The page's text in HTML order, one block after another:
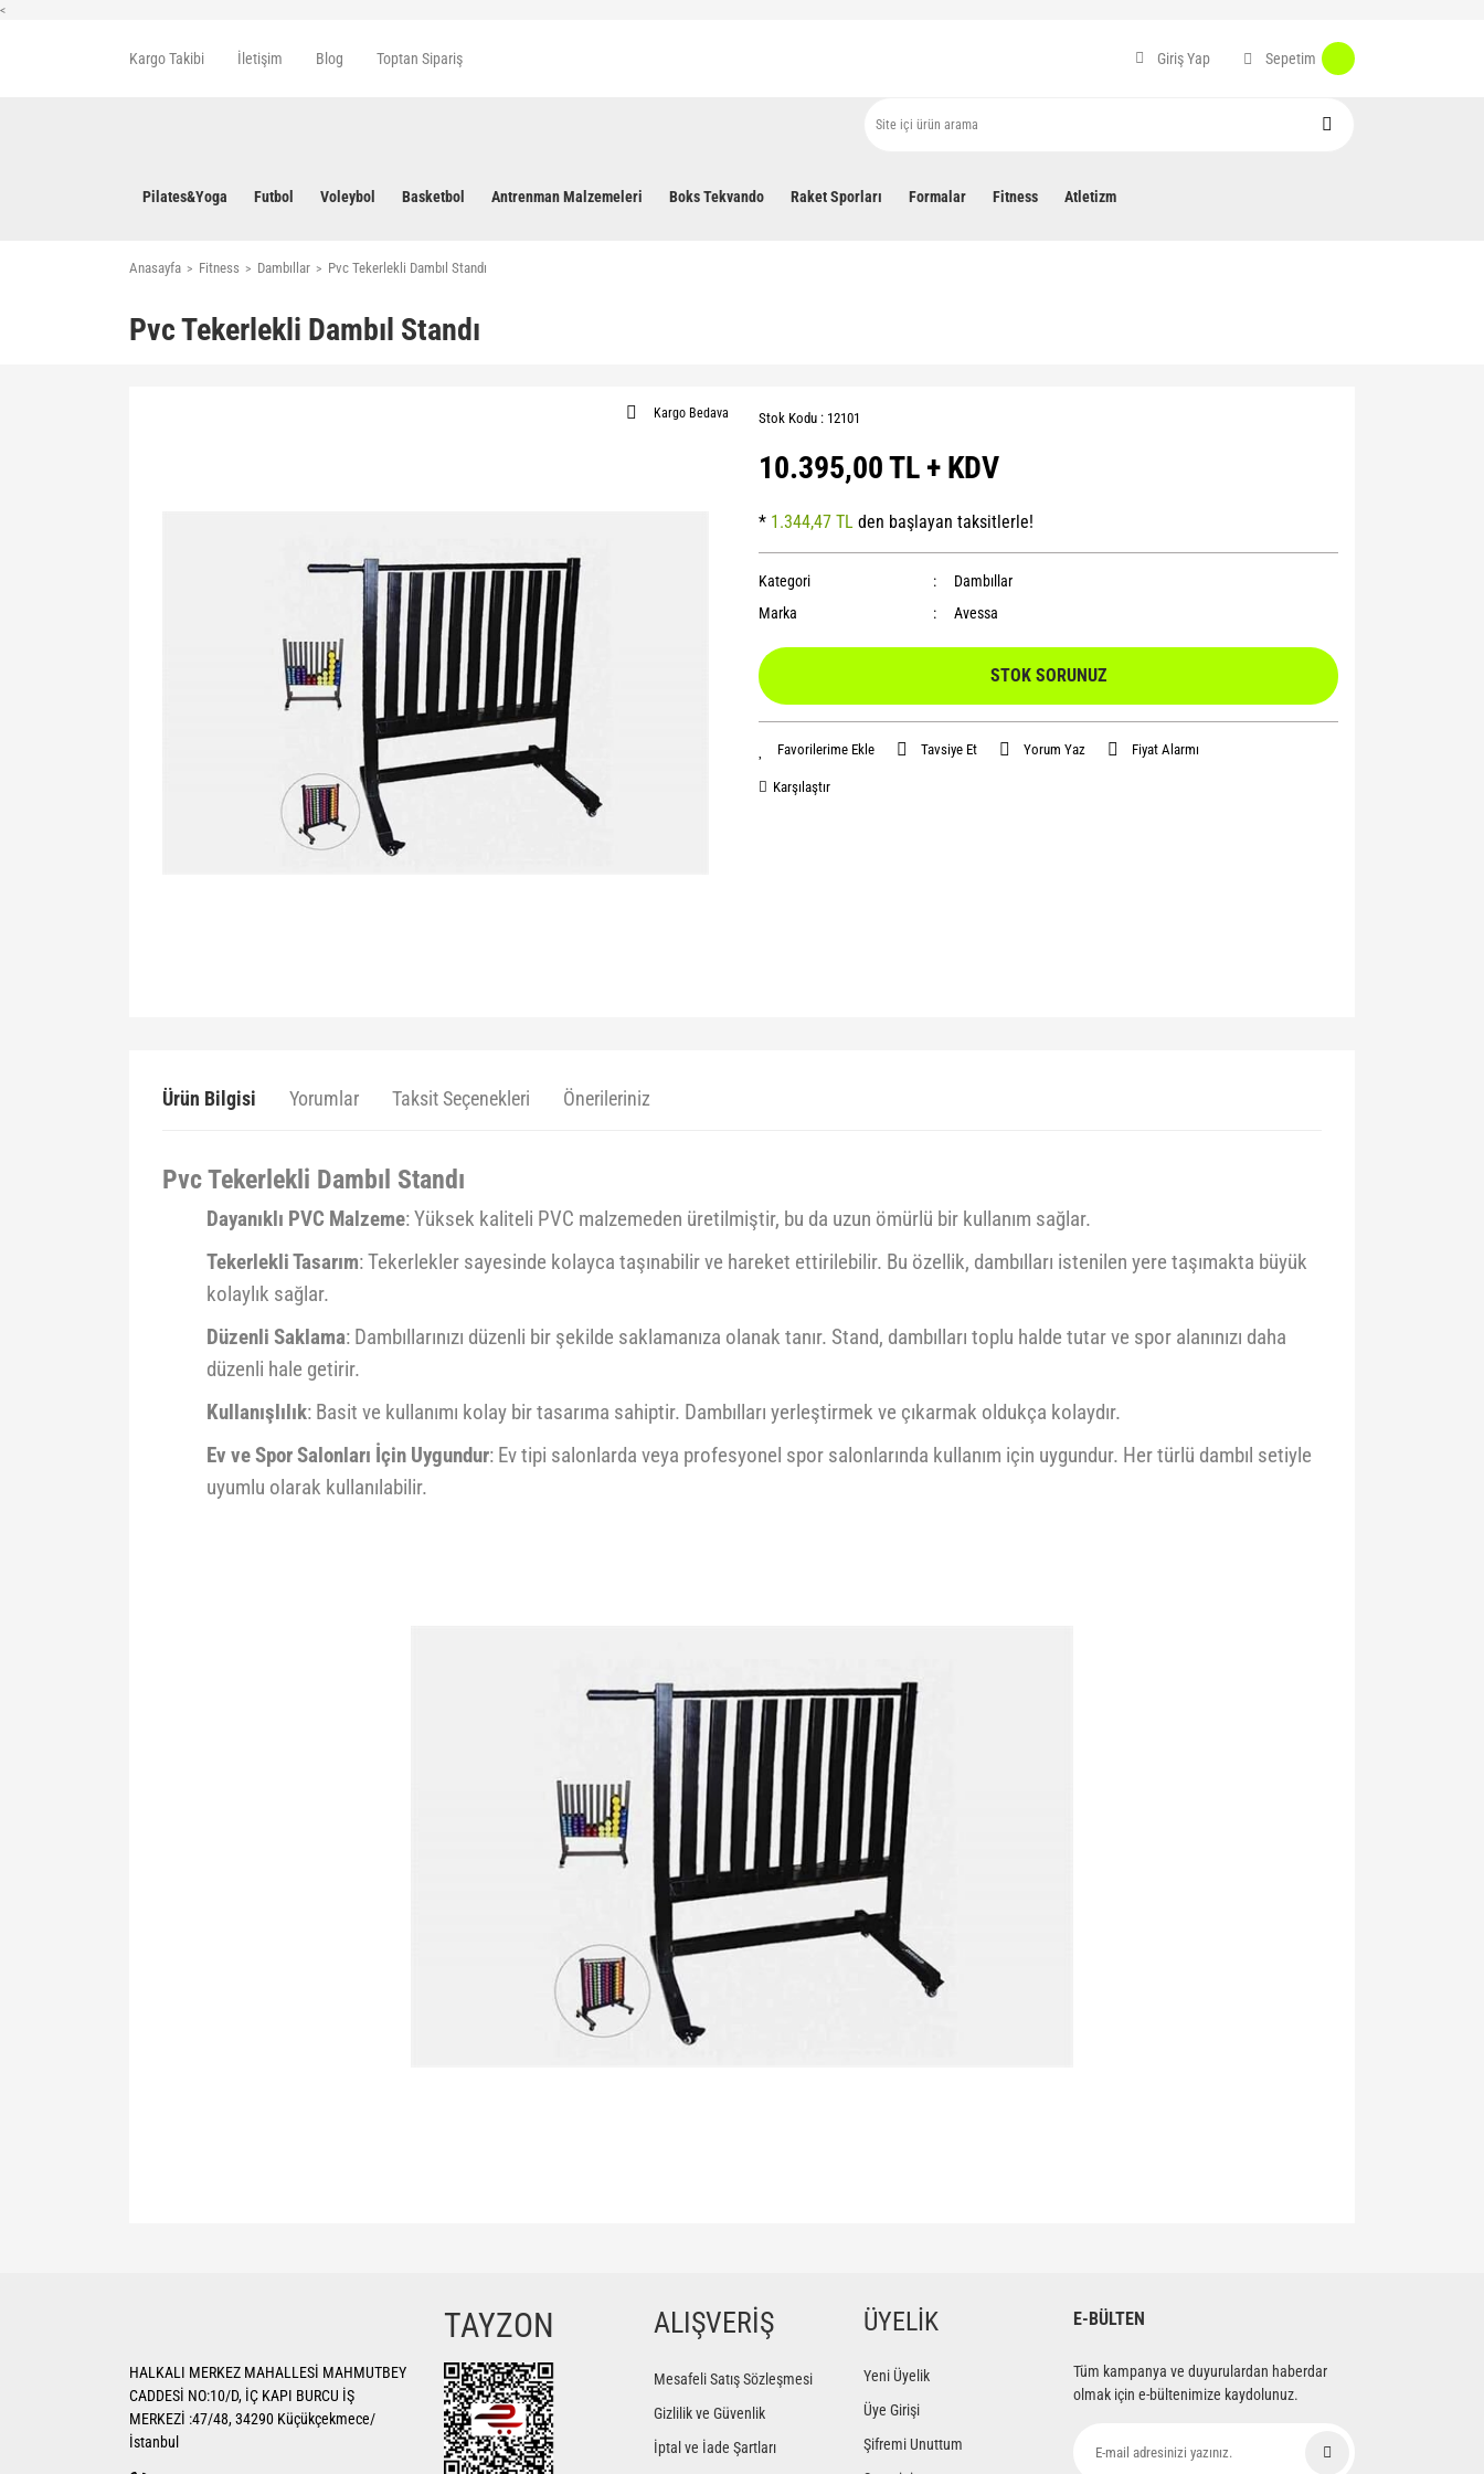
<
Kargo Takibi İletişim Blog Toptan Sipariş Giriş Yap Sepetim
Pilates&Yoga Futbol Voleybol Basketbol Antrenman Malzemeleri Boks Tekvando Raket Sporları Formalar Fitness Atletizm
Anasayfa Fitness Dambıllar Pvc Tekerlekli Dambıl Standı
Pvc Tekerlekli Dambıl Standı
Kargo Bedava Stok Kodu : 12101
10.395,00 TL + KDV
* 1.344,47 TL den başlayan taksitlerle!
Kategori
Dambıllar
Marka
Avessa
STOK SORUNUZ
Tavsiye Et Yorum Yaz Fiyat Alarmı
Karşılaştır
Ürün Bilgisi Yorumlar Taksit Seçenekleri Önerileriniz
Pvc Tekerlekli Dambıl Standı
Dayanıklı PVC Malzeme: Yüksek kaliteli PVC malzemeden üretilmiştir, bu da uzun ömürlü bir kullanım sağlar.
Tekerlekli Tasarım: Tekerlekler sayesinde kolayca taşınabilir ve hareket ettirilebilir. Bu özellik, dambılları istenilen yere taşımakta büyük
kolaylık sağlar.
Düzenli Saklama: Dambıllarınızı düzenli bir şekilde saklamanıza olanak tanır. Stand, dambılları toplu halde tutar ve spor alanınızı daha
düzenli hale getirir.
Kullanışlılık: Basit ve kullanımı kolay bir tasarıma sahiptir. Dambılları yerleştirmek ve çıkarmak oldukça kolaydır.
Ev ve Spor Salonları İçin Uygundur: Ev tipi salonlarda veya profesyonel spor salonlarında kullanım için uygundur. Her türlü dambıl setiyle
uyumlu olarak kullanılabilir.
Yorum Yaz
Ürün resmi kalitesiz, bozuk veya görüntülenemiyor.
Ürün bilgilerinde hatalar bulunuyor.
Ürün fiyatı diğer sitelerden daha pahalı.
HALKALI MERKEZ MAHALLESİ MAHMUTBEY
CADDESİ NO:10/D, İÇ KAPI BURCU İŞ
MERKEZİ :47/48, 34290 Küçükçekmece/
İstanbul
TAYZON ALIŞVERİŞ
Mesafeli Satış Sözleşmesi
Gizlilik ve Güvenlik
İptal ve İade Şartları
ÜYELİK
Yeni Üyelik
Üye Girişi
Şifremi Unuttum
E-BÜLTEN
Tüm kampanya ve duyurulardan haberdar
olmak için e-bültenimize kaydolunuz.